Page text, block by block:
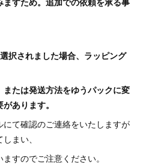
択されました場合、ラッピング
たは発送方法をゆうパックに変
あります。
て確認のご連絡をいたしますが
まい、
すのでご注意ください。